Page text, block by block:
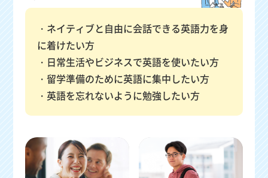
ネイティブと自由に会話できる英語力を身
に着けたい方
日常生活やビジネスで英語を使いたい方
留学準備のために英語に集中したい方
英語を忘れないように勉強したい方